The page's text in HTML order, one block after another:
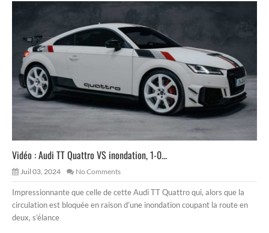
Vidéo : Audi TT Quattro VS inondation, 1-0...
Juil 03, 2024 No Comments
Impressionnante que celle de cette Audi TT Quattro qui, alors que la
circulation est bloquée en raison d’une inondation coupant la route en
deux, s’élance